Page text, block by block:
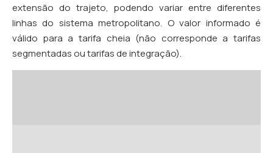
extensão do trajeto, podendo variar entre diferentes
linhas do sistema metropolitano. O valor informado é
válido para a tarifa cheia (não corresponde a tarifas
segmentadas ou tarifas de integração).